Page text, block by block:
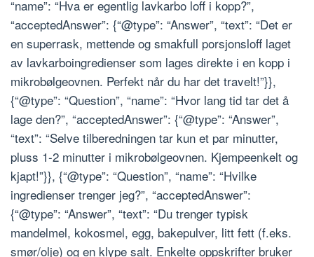
“name”: “Hva er egentlig lavkarbo loff i kopp?”,
“acceptedAnswer”: {“@type”: “Answer”, “text”: “Det er
en superrask, mettende og smakfull porsjonsloff laget
av lavkarboingredienser som lages direkte i en kopp i
mikrobølgeovnen. Perfekt når du har det travelt!”}},
{“@type”: “Question”, “name”: “Hvor lang tid tar det å
lage den?”, “acceptedAnswer”: {“@type”: “Answer”,
“text”: “Selve tilberedningen tar kun et par minutter,
pluss 1-2 minutter i mikrobølgeovnen. Kjempeenkelt og
kjapt!”}}, {“@type”: “Question”, “name”: “Hvilke
ingredienser trenger jeg?”, “acceptedAnswer”:
{“@type”: “Answer”, “text”: “Du trenger typisk
mandelmel, kokosmel, egg, bakepulver, litt fett (f.eks.
smør/olje) og en klype salt. Enkelte oppskrifter bruker